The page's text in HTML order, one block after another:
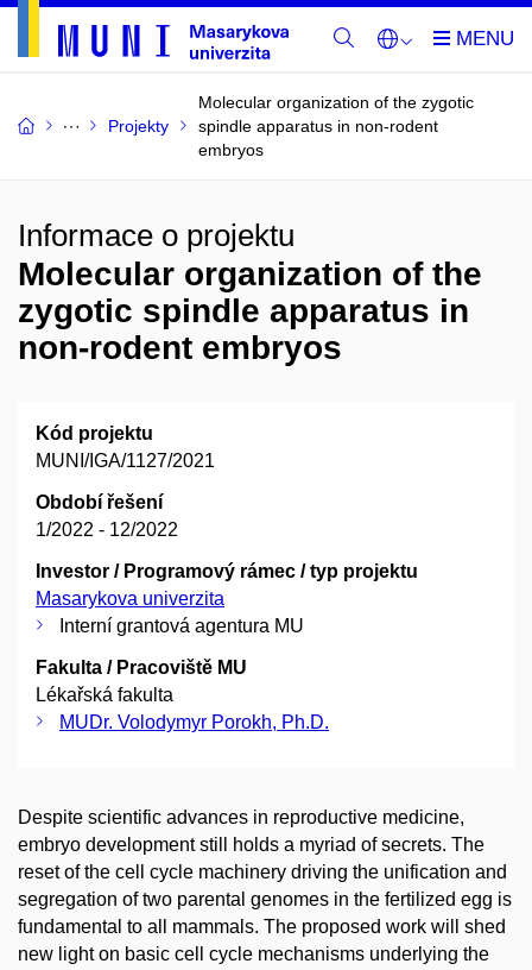
Projekty
Molecular organization of the zygotic
spindle apparatus in non-rodent
embryos
Informace o projektu
Molecular organization of the
zygotic spindle apparatus in
non-rodent embryos
Kód projektu
MUNI/IGA/1127/2021
Období řešení
1/2022 - 12/2022
Investor / Programový rámec / typ projektu
Masarykova univerzita
Interní grantová agentura MU
Fakulta / Pracoviště MU
Lékařská fakulta
MUDr. Volodymyr Porokh, Ph.D.
Despite scientific advances in reproductive medicine,
embryo development still holds a myriad of secrets. The
reset of the cell cycle machinery driving the unification and
segregation of two parental genomes in the fertilized egg is
fundamental to all mammals. The proposed work will shed
new light on basic cell cycle mechanisms underlying the